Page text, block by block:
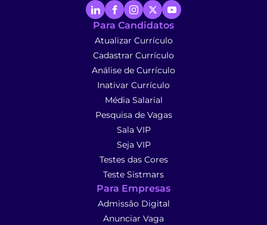
Para Candidatos
Atualizar Currículo
Cadastrar Currículo
Análise de Currículo
Inativar Currículo
Média Salarial
Pesquisa de Vagas
Sala VIP
Seja VIP
Testes das Cores
Teste Sistmars
Para Empresas
Admissão Digital
Anunciar Vaga